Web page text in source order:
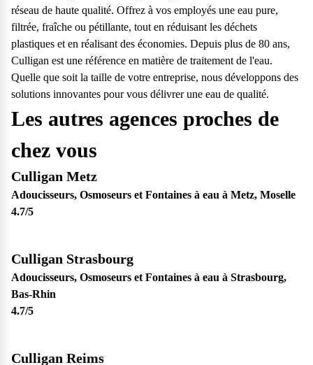
réseau de haute qualité. Offrez à vos employés une eau pure,
filtrée, fraîche ou pétillante, tout en réduisant les déchets
plastiques et en réalisant des économies. Depuis plus de 80 ans,
Culligan est une référence en matière de traitement de l'eau.
Quelle que soit la taille de votre entreprise, nous développons des
solutions innovantes pour vous délivrer une eau de qualité.
Les autres agences proches de
chez vous
Culligan Metz
Adoucisseurs, Osmoseurs et Fontaines à eau à Metz, Moselle
4.7/5
Culligan Strasbourg
Adoucisseurs, Osmoseurs et Fontaines à eau à Strasbourg,
Bas-Rhin
4.7/5
Culligan Reims